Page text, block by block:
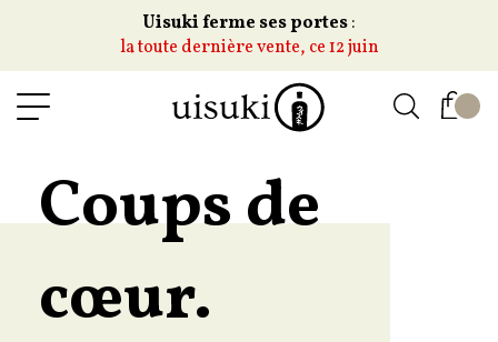
Uisuki ferme ses portes:
la toute dernière vente, ce 12 juin
Coups de
cœur.